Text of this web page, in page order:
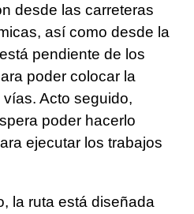
desde las carreteras
así como desde la
pendiente de los
poder colocar la
Acto seguido,
poder hacerlo
ejecutar los trabajos
la ruta está diseñada